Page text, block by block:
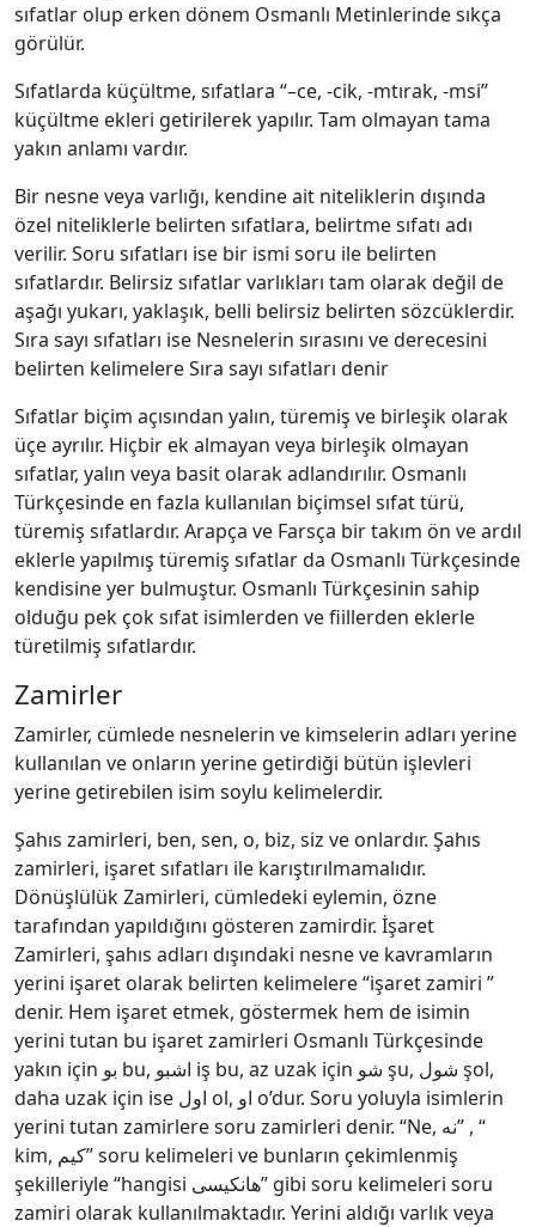
sıfatlar olup erken dönem Osmanlı Metinlerinde sıkça
görülür.
Sıfatlarda küçültme, sıfatlara “–ce, -cik, -mtırak, -msi”
küçültme ekleri getirilerek yapılır. Tam olmayan tama
yakın anlamı vardır.
Bir nesne veya varlığı, kendine ait niteliklerin dışında
özel niteliklerle belirten sıfatlara, belirtme sıfatı adı
verilir. Soru sıfatları ise bir ismi soru ile belirten
sıfatlardır. Belirsiz sıfatlar varlıkları tam olarak değil de
aşağı yukarı, yaklaşık, belli belirsiz belirten sözcüklerdir.
Sıra sayı sıfatları ise Nesnelerin sırasını ve derecesini
belirten kelimelere Sıra sayı sıfatları denir
Sıfatlar biçim açısından yalın, türemiş ve birleşik olarak
üçe ayrılır. Hiçbir ek almayan veya birleşik olmayan
sıfatlar, yalın veya basit olarak adlandırılır. Osmanlı
Türkçesinde en fazla kullanılan biçimsel sıfat türü,
türemiş sıfatlardır. Arapça ve Farsça bir takım ön ve ardıl
eklerle yapılmış türemiş sıfatlar da Osmanlı Türkçesinde
kendisine yer bulmuştur. Osmanlı Türkçesinin sahip
olduğu pek çok sıfat isimlerden ve fiillerden eklerle
türetilmiş sıfatlardır.
Zamirler
Zamirler, cümlede nesnelerin ve kimselerin adları yerine
kullanılan ve onların yerine getirdiği bütün işlevleri
yerine getirebilen isim soylu kelimelerdir.
Şahıs zamirleri, ben, sen, o, biz, siz ve onlardır. Şahıs
zamirleri, işaret sıfatları ile karıştırılmamalıdır.
Dönüşlülük Zamirleri, cümledeki eylemin, özne
tarafından yapıldığını gösteren zamirdir. İşaret
Zamirleri, şahıs adları dışındaki nesne ve kavramların
yerini işaret olarak belirten kelimelere “işaret zamiri ”
denir. Hem işaret etmek, göstermek hem de isimin
yerini tutan bu işaret zamirleri Osmanlı Türkçesinde
yakın için بو bu, اشبو iş bu, az uzak için شو şu, شول şol,
daha uzak için ise اول ol, او o’dur. Soru yoluyla isimlerin
yerini tutan zamirlere soru zamirleri denir. “Ne, نه” , “
kim, كیم” soru kelimeleri ve bunların çekimlenmiş
şekilleriyle “hangisi هانكیسى” gibi soru kelimeleri soru
zamiri olarak kullanılmaktadır. Yerini aldığı varlık veya